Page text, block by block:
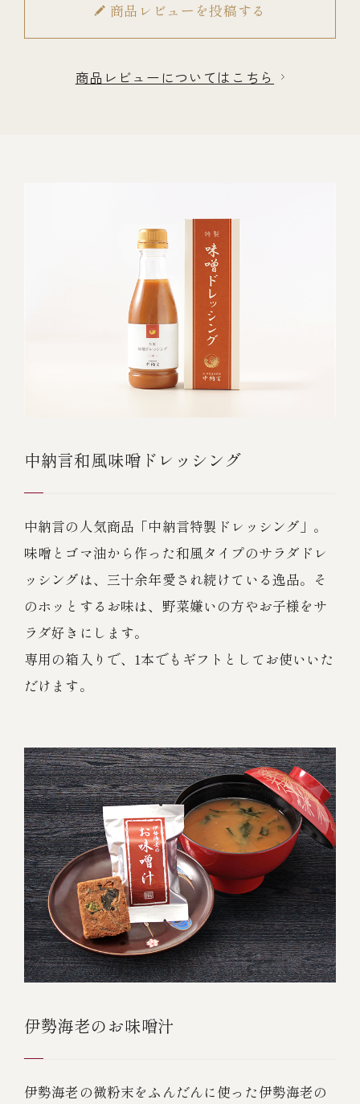
商品レビューを投稿する
商品レビューについてはこちら
中納言和風味噌ドレッシング
中納言の人気商品「中納言特製ドレッシング」。
味噌とゴマ油から作った和風タイプのサラダドレ
ッシングは、三十余年愛され続けている逸品。そ
のホッとするお味は、野菜嫌いの方やお子様をサ
ラダ好きにします。
専用の箱入りで、1本でもギフトとしてお使いいた
だけます。
伊勢海老のお味噌汁
伊勢海老の微粉末をふんだんに使った伊勢海老の